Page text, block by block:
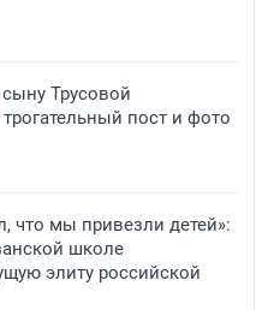
Трусовой
пост и фото
что мы привезли детей»:
школе
элиту российской